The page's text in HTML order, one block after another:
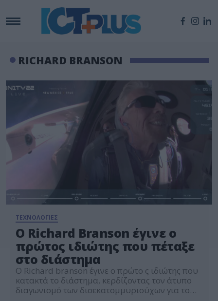
RICHARD BRANSON
ΤΕΧΝΟΛΟΓΙΕΣ
O Richard Branson έγινε ο
πρώτος ιδιώτης που πέταξε
στο διάστημα
Ο Richard branson έγινε ο πρώτο ς ιδιώτης που
κατακτά το διάστημα, κερδίζοντας τον άτυπο
διαγωνισμό των δισεκατομμυριούχων για το